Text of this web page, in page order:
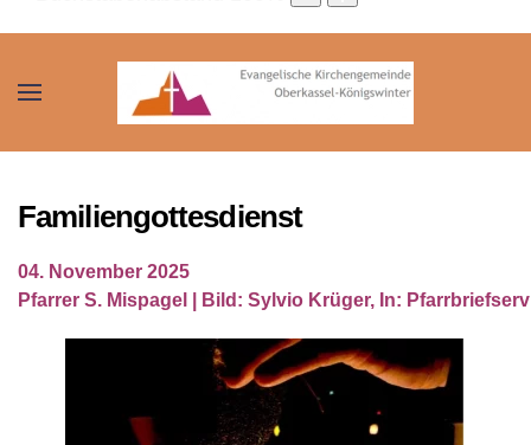
Familiengottesdienst
04. November 2025
Pfarrer S. Mispagel | Bild: Sylvio Krüger, In: